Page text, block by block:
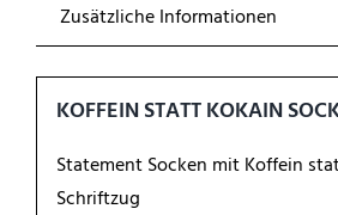
Zusätzliche Informationen
KOFFEIN STATT KOKAIN
Statement Socken mit Koffein
Schriftzug